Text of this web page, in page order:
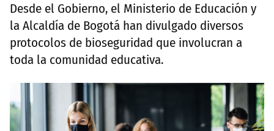
Desde el Gobierno, el Ministerio de Educación y
la Alcaldía de Bogotá han divulgado diversos
protocolos de bioseguridad que involucran a
toda la comunidad educativa.